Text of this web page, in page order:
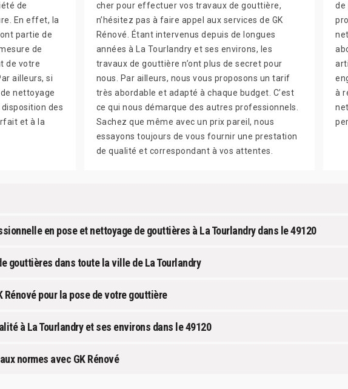
de
En effet, la
partie de
de
de votre
ailleurs, si
nettoyage
des
et à la
cher pour effectuer vos travaux de gouttière,
n’hésitez pas à faire appel aux services de GK
Rénové. Étant intervenus depuis de longues
années à La Tourlandry et ses environs, les
travaux de gouttière n’ont plus de secret pour
nous. Par ailleurs, nous vous proposons un tarif
très abordable et adapté à chaque budget. C’est
ce qui nous démarque des autres professionnels.
Sachez que même avec un prix pareil, nous
essayons toujours de vous fournir une prestation
de qualité et correspondant à vos attentes.
de
à
en pose et nettoyage de gouttières à La Tourlandry dans le 49120
gouttières dans toute la ville de La Tourlandry
pour la pose de votre gouttière
à La Tourlandry et ses environs dans le 49120
normes avec GK Rénové